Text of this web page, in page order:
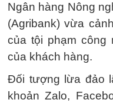
Ngân hàng Nông
(Agribank) vừa
của tội phạm công
của khách hàng.
Đối tượng lừa đảo
khoản Zalo,